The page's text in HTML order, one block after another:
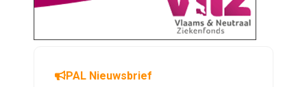
PAL Nieuwsbrief